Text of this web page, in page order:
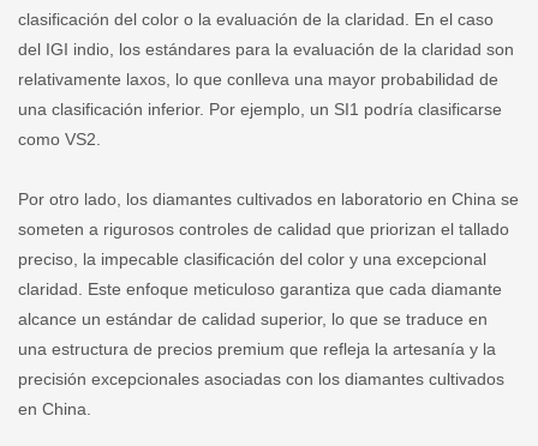
clasificación del color o la evaluación de la claridad. En el caso
del IGI indio, los estándares para la evaluación de la claridad son
relativamente laxos, lo que conlleva una mayor probabilidad de
una clasificación inferior. Por ejemplo, un SI1 podría clasificarse
como VS2.
Por otro lado, los diamantes cultivados en laboratorio en China se
someten a rigurosos controles de calidad que priorizan el tallado
preciso, la impecable clasificación del color y una excepcional
claridad. Este enfoque meticuloso garantiza que cada diamante
alcance un estándar de calidad superior, lo que se traduce en
una estructura de precios premium que refleja la artesanía y la
precisión excepcionales asociadas con los diamantes cultivados
en China.